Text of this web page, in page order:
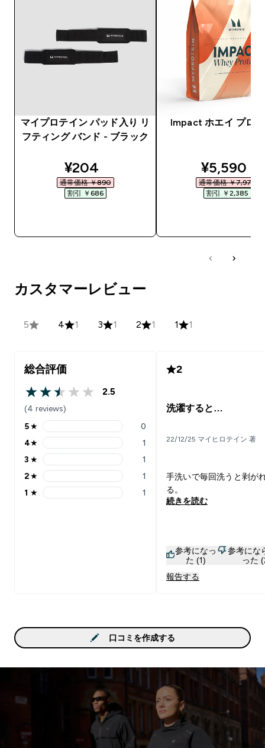
マイプロテイン パッド入り リ
フティング バンド - ブラック
discounted price
¥204‎
通常価格 ￥890‎
割引 ￥686‎
Impact ホエイ プロ
¥5,590‎
通常価格 ￥7,975‎
割引 ￥2,385‎
カスタマーレビュー
5 4 1 3 1 2 1 1 1
総合評価
2.5 out of 5 stars
2.5
(4 reviews)
5 stars rating 0 reviews
5★ 0
4 stars rating 1 reviews
4★ 1
3 stars rating 1 reviews
3 ★ 1
2 stars rating 1 reviews
2★ 1
1 stars rating 1 reviews
1 ★ 1
2
洗濯すると…
22/12/25 マイヒロテイン 著
手洗いで毎回洗うと剥が
る。
続きを読む
参考になっ
た (1)
参考にな
った
報告する
口コミを作成する